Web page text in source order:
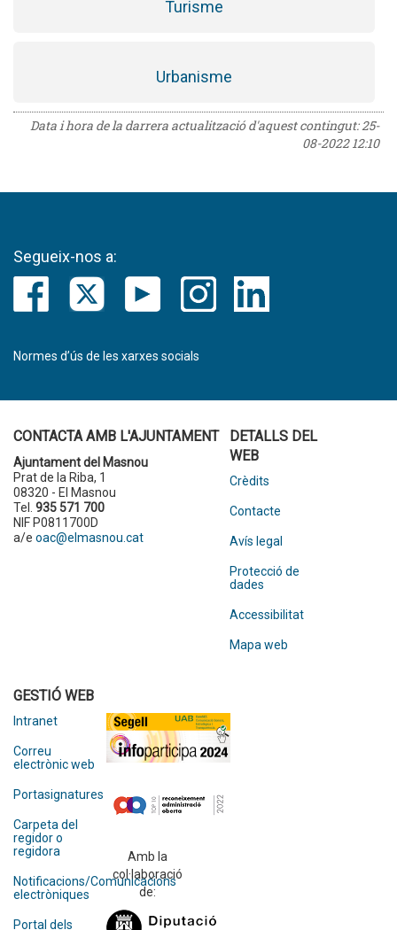
Turisme
Urbanisme
Data i hora de la darrera actualització d'aquest contingut:25-
08-2022 12:10
Segueix-nos a:
Normes d’ús de les xarxes socials
CONTACTA AMB L'AJUNTAMENT
Ajuntament del Masnou
Prat de la Riba, 1
08320 - El Masnou
Tel. 935 571 700
NIF P0811700D
a/e oac@elmasnou.cat
DETALLS DEL
WEB
Crèdits
Contacte
Avís legal
Protecció de
dades
Accessibilitat
Mapa web
GESTIÓ WEB
Intranet
Correu
electrònic web
Portasignatures
Carpeta del
regidor o
regidora
Notificacions/Comunicacions
electròniques
Portal dels
Amb la
col·laboració
de: